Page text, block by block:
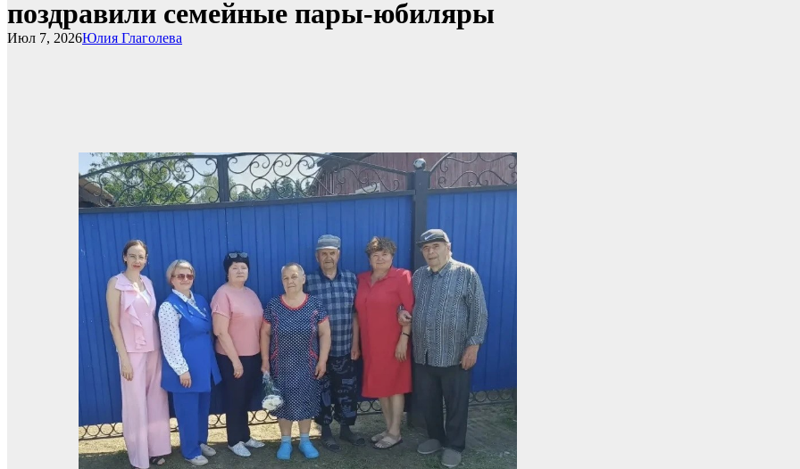
поздравили семейные пары‑юбиляры
Юлия Глаголева
Июл 7, 2026